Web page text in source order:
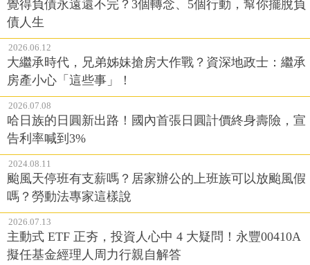
覺得負債永遠還不完？3個轉念、5個行動，幫你擺脫負
債人生
2026.06.12
大繼承時代，兄弟姊妹搶房大作戰？資深地政士：繼承
房產小心「這些事」！
2026.07.08
哈日族的日圓新出路！國內首張日圓計價終身壽險，宣
告利率喊到3%
2024.08.11
颱風天停班有支薪嗎？居家辦公的上班族可以放颱風假
嗎？勞動法專家這樣說
2026.07.13
主動式 ETF 正夯，投資人心中 4 大疑問！永豐00410A
擬任基金經理人周力行親自解答